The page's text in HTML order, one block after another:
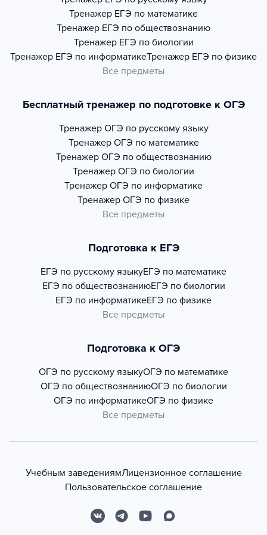
Тренажер ЕГЭ по математике
Тренажер ЕГЭ по обществознанию
Тренажер ЕГЭ по биологии
Тренажер ЕГЭ по информатикеТренажер ЕГЭ по физике
Все предметы
Бесплатный тренажер по подготовке к ОГЭ
Тренажер ОГЭ по русскому языку
Тренажер ОГЭ по математике
Тренажер ОГЭ по обществознанию
Тренажер ОГЭ по биологии
Тренажер ОГЭ по информатике
Тренажер ОГЭ по физике
Все предметы
Подготовка к ЕГЭ
ЕГЭ по русскому языкуЕГЭ по математике
ЕГЭ по обществознаниюЕГЭ по биологии
ЕГЭ по информатикеЕГЭ по физике
Все предметы
Подготовка к ОГЭ
ОГЭ по русскому языкуОГЭ по математике
ОГЭ по обществознаниюОГЭ по биологии
ОГЭ по информатикеОГЭ по физике
Все предметы
Учебным заведениямЛицензионное соглашение
Пользовательское соглашение